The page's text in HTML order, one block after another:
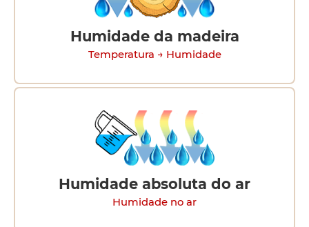
Humidade da madeira
Temperatura → Humidade
Humidade absoluta do ar
Humidade no ar